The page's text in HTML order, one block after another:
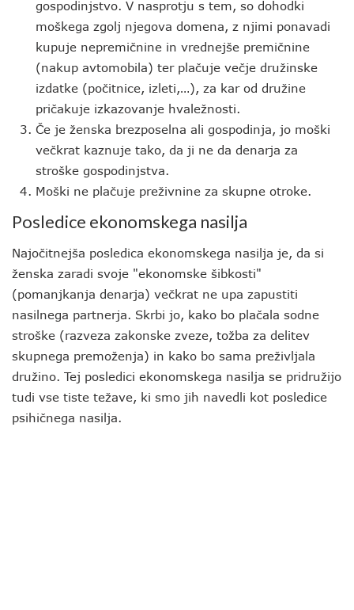
gospodinjstvo. V nasprotju s tem, so dohodki
moškega zgolj njegova domena, z njimi ponavadi
kupuje nepremičnine in vrednejše premičnine
(nakup avtomobila) ter plačuje večje družinske
izdatke (počitnice, izleti,…), za kar od družine
pričakuje izkazovanje hvaležnosti.
Če je ženska brezposelna ali gospodinja, jo moški
večkrat kaznuje tako, da ji ne da denarja za
stroške gospodinjstva.
Moški ne plačuje preživnine za skupne otroke.
Posledice ekonomskega nasilja
Najočitnejša posledica ekonomskega nasilja je, da si
ženska zaradi svoje "ekonomske šibkosti"
(pomanjkanja denarja) večkrat ne upa zapustiti
nasilnega partnerja. Skrbi jo, kako bo plačala sodne
stroške (razveza zakonske zveze, tožba za delitev
skupnega premoženja) in kako bo sama preživljala
družino. Tej posledici ekonomskega nasilja se pridružijo
tudi vse tiste težave, ki smo jih navedli kot posledice
psihičnega nasilja.